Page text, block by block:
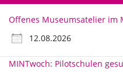
Offenes Museumsatelier im
12.08.2026
MINTwoch: Pilotschulen